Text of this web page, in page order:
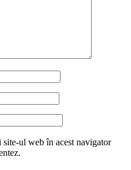
ul web în acest navigator